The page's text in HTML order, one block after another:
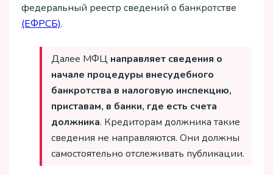
федеральный реестр сведений о банкротстве
(ЕФРСБ).
Далее МФЦ направляет сведения о
начале процедуры внесудебного
банкротства в налоговую инспекцию,
приставам, в банки, где есть счета
должника. Кредиторам должника такие
сведения не направляются. Они должны
самостоятельно отслеживать публикации.